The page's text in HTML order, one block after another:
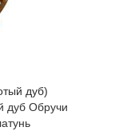
дуб)
дуб Обручи